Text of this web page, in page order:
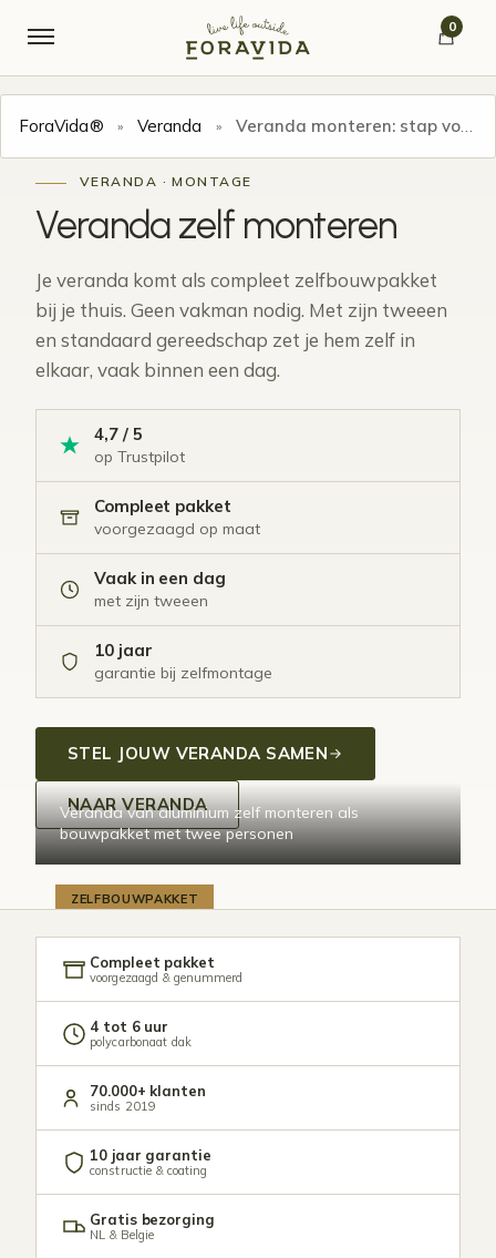
0
ForaVida® » Veranda » Veranda monteren: stap voor stap in zes fasen
VERANDA · MONTAGE
Veranda zelf monteren
Je veranda komt als compleet zelfbouwpakket
bij je thuis. Geen vakman nodig. Met zijn tweeen
en standaard gereedschap zet je hem zelf in
elkaar, vaak binnen een dag.
4,7 / 5
op Trustpilot
Compleet pakket
voorgezaagd op maat
Vaak in een dag
met zijn tweeen
10 jaar
garantie bij zelfmontage
STEL JOUW VERANDA SAMEN
NAAR VERANDA
ZELFBOUWPAKKET
Veranda van aluminium zelf monteren als
bouwpakket met twee personen
Compleet pakket
voorgezaagd & genummerd
4 tot 6 uur
polycarbonaat dak
70.000+ klanten
sinds 2019
10 jaar garantie
constructie & coating
Gratis bezorging
NL & Belgie